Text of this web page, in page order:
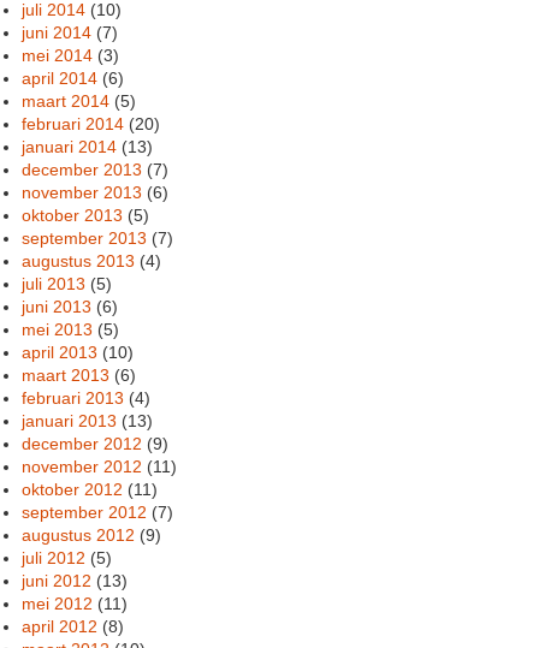
juli 2014 (10)
juni 2014 (7)
mei 2014 (3)
april 2014 (6)
maart 2014 (5)
februari 2014 (20)
januari 2014 (13)
december 2013 (7)
november 2013 (6)
oktober 2013 (5)
september 2013 (7)
augustus 2013 (4)
juli 2013 (5)
juni 2013 (6)
mei 2013 (5)
april 2013 (10)
maart 2013 (6)
februari 2013 (4)
januari 2013 (13)
december 2012 (9)
november 2012 (11)
oktober 2012 (11)
september 2012 (7)
augustus 2012 (9)
juli 2012 (5)
juni 2012 (13)
mei 2012 (11)
april 2012 (8)